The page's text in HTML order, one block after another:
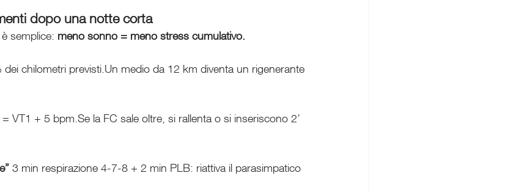
dopo una notte corta
semplice: meno sonno = meno stress cumulativo.
chilometri previsti.Un medio da 12 km diventa un rigenerante
VT1 + 5 bpm.Se la FC sale oltre, si rallenta o si inseriscono 2’
3 min respirazione 4-7-8 + 2 min PLB: riattiva il parasimpatico